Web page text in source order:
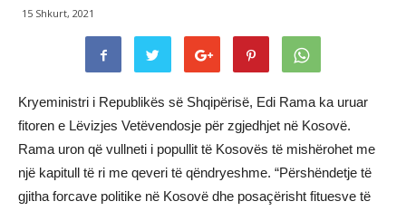
15 Shkurt, 2021
Kryeministri i Republikës së Shqipërisë, Edi Rama ka uruar
fitoren e Lëvizjes Vetëvendosje për zgjedhjet në Kosovë.
Rama uron që vullneti i popullit të Kosovës të mishërohet me
një kapitull të ri me qeveri të qëndryeshme. “Përshëndetje të
gjitha forcave politike në Kosovë dhe posaçërisht fituesve të